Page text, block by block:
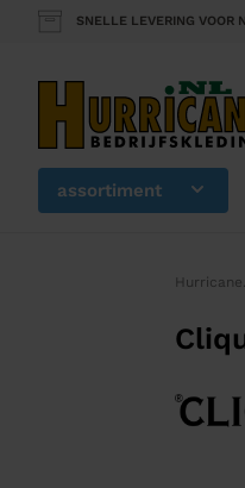
SNELLE LEVERING VOOR
assortiment